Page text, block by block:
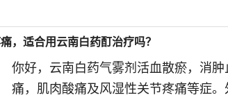
，适合用云南白药酊治疗吗？
你好，云南白药气雾剂活血散瘀，消
痛，肌肉酸痛及风湿性关节疼痛等症